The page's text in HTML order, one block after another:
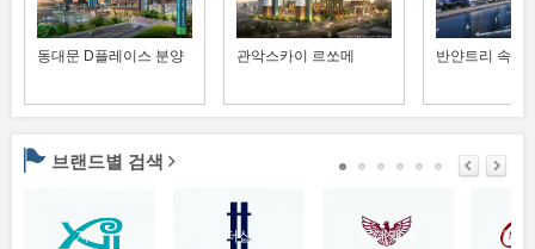
동대문 D플레이스 분양 관악스카이 르쏘메 반얀트리 속초
브랜드별 검색
자이 더샵 롯데캐슬 힐스